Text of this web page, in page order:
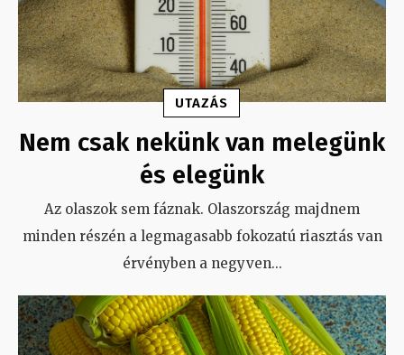
UTAZÁS
Nem csak nekünk van melegünk
és elegünk
Az olaszok sem fáznak. Olaszország majdnem
minden részén a legmagasabb fokozatú riasztás van
érvényben a negyven...